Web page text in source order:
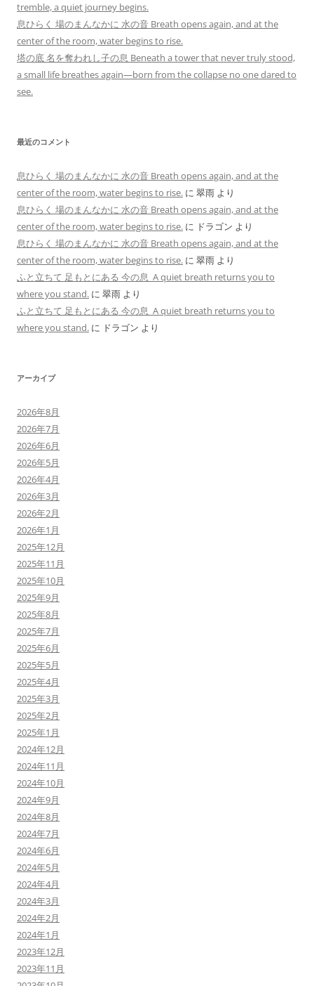
tremble, a quiet journey begins.
息ひらく 場のまんなかに 水の音 Breath opens again, and at the
center of the room, water begins to rise.
塔の底 名を奪われし子の息 Beneath a tower that never truly stood,
a small life breathes again—born from the collapse no one dared to
see.
最近のコメント
息ひらく 場のまんなかに 水の音 Breath opens again, and at the
center of the room, water begins to rise. に 翠雨 より
息ひらく 場のまんなかに 水の音 Breath opens again, and at the
center of the room, water begins to rise. に ドラゴン より
息ひらく 場のまんなかに 水の音 Breath opens again, and at the
center of the room, water begins to rise. に 翠雨 より
ふと立ちて 足もとにある 今の息 A quiet breath returns you to
where you stand. に 翠雨 より
ふと立ちて 足もとにある 今の息 A quiet breath returns you to
where you stand. に ドラゴン より
アーカイブ
2026年8月
2026年7月
2026年6月
2026年5月
2026年4月
2026年3月
2026年2月
2026年1月
2025年12月
2025年11月
2025年10月
2025年9月
2025年8月
2025年7月
2025年6月
2025年5月
2025年4月
2025年3月
2025年2月
2025年1月
2024年12月
2024年11月
2024年10月
2024年9月
2024年8月
2024年7月
2024年6月
2024年5月
2024年4月
2024年3月
2024年2月
2024年1月
2023年12月
2023年11月